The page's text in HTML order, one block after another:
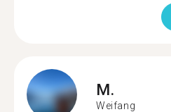
M.
Weifang